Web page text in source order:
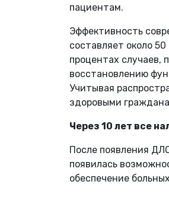
пациентам.
Эффективность
составляет около
процентах случаев,
восстановлению
Учитывая
здоровыми
Через 10 лет все
После появления
появилась
обеспечение